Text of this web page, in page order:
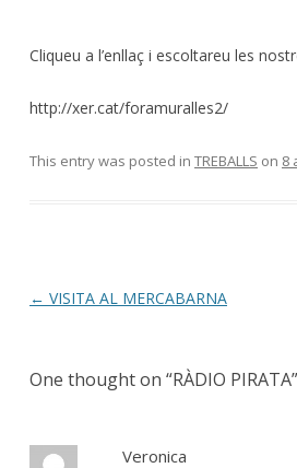
Cliqueu a l’enllaç i escoltareu les
http://xer.cat/foramuralles2/
This entry was posted in TREBALLS on 8
Post
← VISITA AL MERCABARNA
One thought on “RÀDIO PIRATA”
Veronica